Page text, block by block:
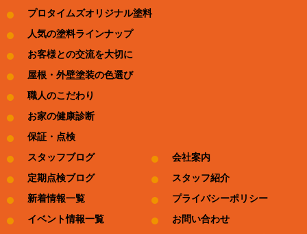
プロタイムズオリジナル塗料
人気の塗料ラインナップ
お客様との交流を大切に
屋根・外壁塗装の色選び
職人のこだわり
お家の健康診断
保証・点検
スタッフブログ
定期点検ブログ
新着情報一覧
イベント情報一覧
会社案内
スタッフ紹介
プライバシーポリシー
お問い合わせ